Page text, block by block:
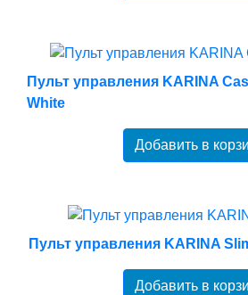
Пульт управления KARINA
White
Добавить в
Пульт управления KARINA
Добавить в